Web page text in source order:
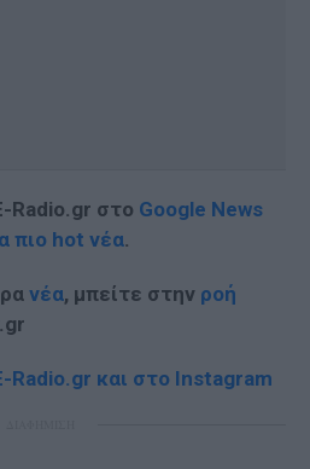
Radio.gr στο Google News
πιο hot νέα.
νέα, μπείτε στην ροή
Radio.gr και στο Instagram